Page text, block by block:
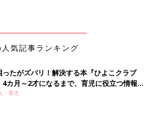
気記事ランキング
ったがズバリ！解決する本『ひよこクラブ
月～2才になるまで、育児に役立つ情報が
！
・育児